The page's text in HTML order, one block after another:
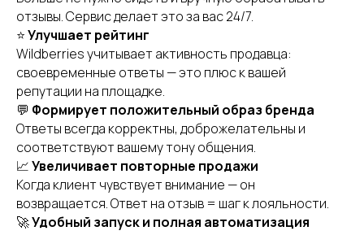
отзывы. Сервис делает это за вас 24/7.
⭐Улучшает рейтинг
Wildberries учитывает активность продавца:
своевременные ответы — это плюс к вашей
репутации на площадке.
💬 Формирует положительный образ бренда
Ответы всегда корректны, доброжелательны и
соответствуют вашему тону общения.
📈Увеличивает повторные продажи
Когда клиент чувствует внимание — он
возвращается. Ответ на отзыв = шаг к лояльности.
🚀Удобный запуск и полная автоматизация
поставщиков и
производителей
100